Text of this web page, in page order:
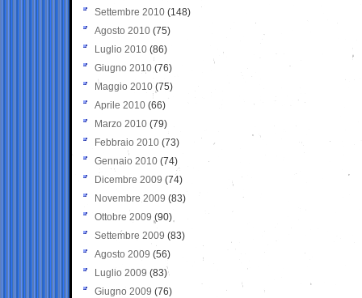
Settembre 2010 (148)
Agosto 2010 (75)
Luglio 2010 (86)
Giugno 2010 (76)
Maggio 2010 (75)
Aprile 2010 (66)
Marzo 2010 (79)
Febbraio 2010 (73)
Gennaio 2010 (74)
Dicembre 2009 (74)
Novembre 2009 (83)
Ottobre 2009 (90)
Settembre 2009 (83)
Agosto 2009 (56)
Luglio 2009 (83)
Giugno 2009 (76)